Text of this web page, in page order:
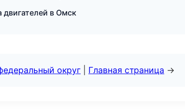
в Омск
округ Главная страница →